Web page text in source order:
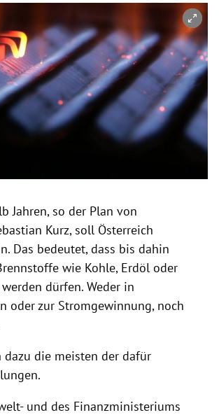
schließen
Jahren, so der Plan von
Kurz, soll Österreich
Das bedeutet, dass bis dahin
wie Kohle, Erdöl oder
dürfen. Weder in
oder zur Stromgewinnung, noch
dazu die meisten der dafür
und des Finanzministeriums